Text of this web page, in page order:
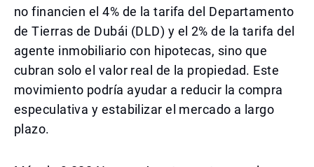
no financien el 4% de la tarifa del Departamento
de Tierras de Dubái (DLD) y el 2% de la tarifa del
agente inmobiliario con hipotecas, sino que
cubran solo el valor real de la propiedad. Este
movimiento podría ayudar a reducir la compra
especulativa y estabilizar el mercado a largo
plazo.